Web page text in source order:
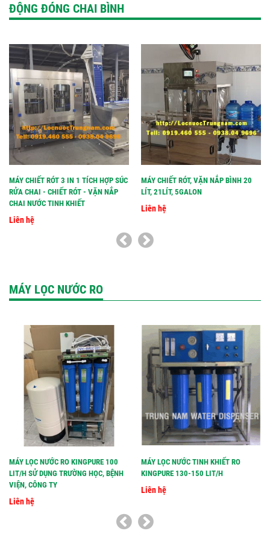
ĐỘNG ĐÓNG CHAI BÌNH
MÁY CHIẾT RÓT 3 IN 1 TÍCH HỢP SÚC
RỬA CHAI - CHIẾT RÓT - VẶN NẮP
CHAI NƯỚC TINH KHIẾT
Liên hệ
MÁY CHIẾT RÓT, VẶN NẮP BÌNH 20
LÍT, 21LÍT, 5GALON
Liên hệ
MÁY LỌC NƯỚC RO
MÁY LỌC NƯỚC RO KINGPURE 100
LIT/H SỬ DỤNG TRƯỜNG HỌC, BỆNH
VIỆN, CÔNG TY
Liên hệ
MÁY LỌC NƯỚC TINH KHIẾT RO
KINGPURE 130-150 LIT/H
Liên hệ